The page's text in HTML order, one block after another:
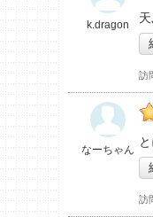
訪
k.dragon
訪
なーちゃん